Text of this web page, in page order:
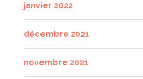
janvier 2022
décembre 2021
novembre 2021